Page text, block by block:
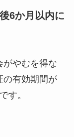
6か月以内に
がやむを得な
の有効期間が
す。